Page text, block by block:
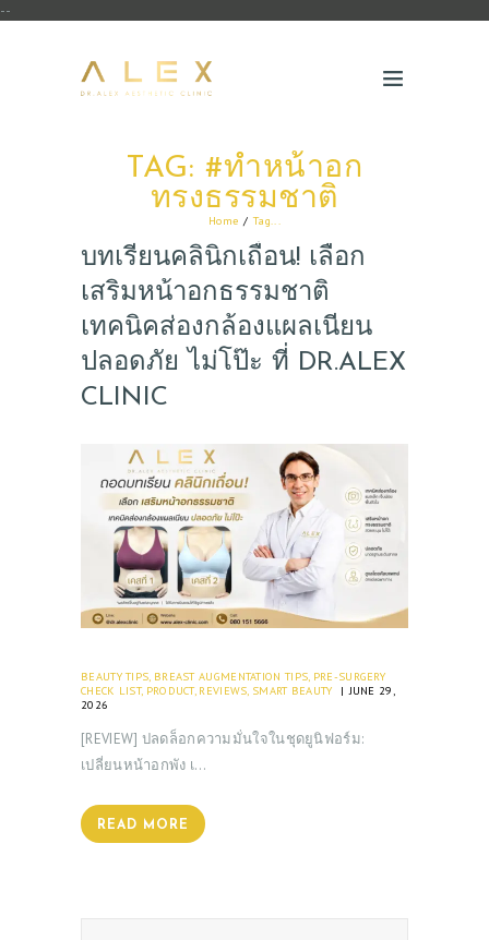
--
TAG: #ทำหน้าอก
ทรงธรรมชาติ
Home Tag...
บทเรียนคลินิกเถื่อน! เลือก
เสริมหน้าอกธรรมชาติ
เทคนิคส่องกล้องแผลเนียน
ปลอดภัย ไม่โป๊ะ ที่ DR.ALEX
CLINIC
BEAUTY TIPS BREAST AUGMENTATION TIPS PRE-SURGERY
CHECK LIST, PRODUCT, REVIEWS SMART BEAUTY
JUNE 29,
2026
[REVIEW] ปลดล็อกความมั่นใจในชุดยูนิฟอร์ม:
เปลี่ยนหน้าอกพัง เ…
READ MORE